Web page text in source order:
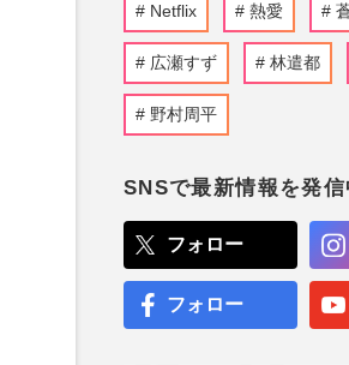
Netflix 熱愛
広瀬すず 林遣都
野村周平
SNSで最新情報を発信
フォロー
フォロー